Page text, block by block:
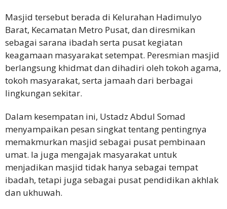
Masjid tersebut berada di Kelurahan Hadimulyo
Barat, Kecamatan Metro Pusat, dan diresmikan
sebagai sarana ibadah serta pusat kegiatan
keagamaan masyarakat setempat. Peresmian masjid
berlangsung khidmat dan dihadiri oleh tokoh agama,
tokoh masyarakat, serta jamaah dari berbagai
lingkungan sekitar.
Dalam kesempatan ini, Ustadz Abdul Somad
menyampaikan pesan singkat tentang pentingnya
memakmurkan masjid sebagai pusat pembinaan
umat. Ia juga mengajak masyarakat untuk
menjadikan masjid tidak hanya sebagai tempat
ibadah, tetapi juga sebagai pusat pendidikan akhlak
dan ukhuwah.